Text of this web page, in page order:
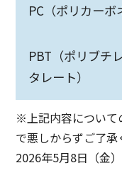
PC（ポリカーボ
PBT（ポリブチ
タレート）
※上記内容について
で悪しからずご了承
2026年5月8日（金